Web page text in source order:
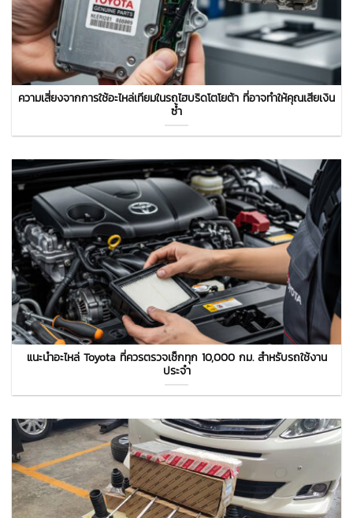
ความเสี่ยงจากการใช้อะไหล่เทียมในรถไฮบริดโตโยต้า ที่อาจทำให้คุณเสียเงิน
ซ้ำ
แนะนำอะไหล่ Toyota ที่ควรตรวจเช็กทุก 10,000 กม. สำหรับรถใช้งาน
ประจำ